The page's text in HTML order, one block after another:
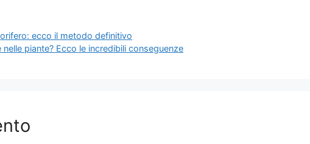
ecco il metodo definitivo
piante? Ecco le incredibili conseguenze